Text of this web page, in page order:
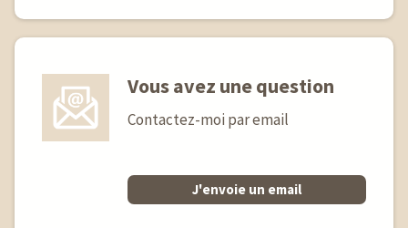
Vous avez une question
Contactez-moi par email
J'envoie un email